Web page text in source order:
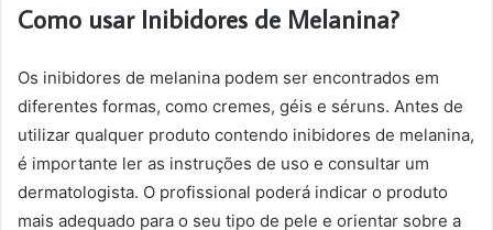
Como usar Inibidores de Melanina?
Os inibidores de melanina podem ser encontrados em
diferentes formas, como cremes, géis e séruns. Antes de
utilizar qualquer produto contendo inibidores de melanina,
é importante ler as instruções de uso e consultar um
dermatologista. O profissional poderá indicar o produto
mais adequado para o seu tipo de pele e orientar sobre a